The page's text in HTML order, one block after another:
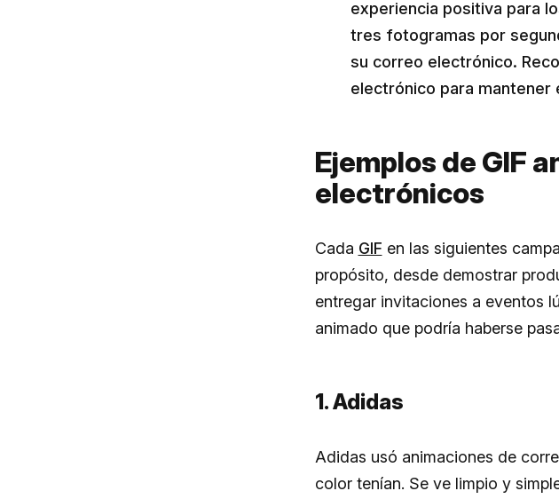
experiencia positiva para
tres fotogramas por
su correo electrónico.
electrónico para mantener
Ejemplos de GIF
electrónicos
Cada GIF en las siguientes
propósito, desde demostrar
entregar invitaciones a eventos
animado que podría haberse
1. Adidas
Adidas usó animaciones de
color tenían. Se ve limpio y